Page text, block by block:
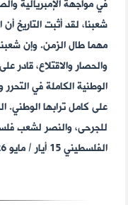
في مواجهة الإمبريالية
شعبنا، لقد أثبت التاريخ
مهما طال الزمن. وإن
والحصار والاقتلاع، قادر
الوطنية الكاملة في
على كامل ترابها الوطني.
للجرحى، والنصر لشعب
الفلسطيني 15 أيار / مايو 2026